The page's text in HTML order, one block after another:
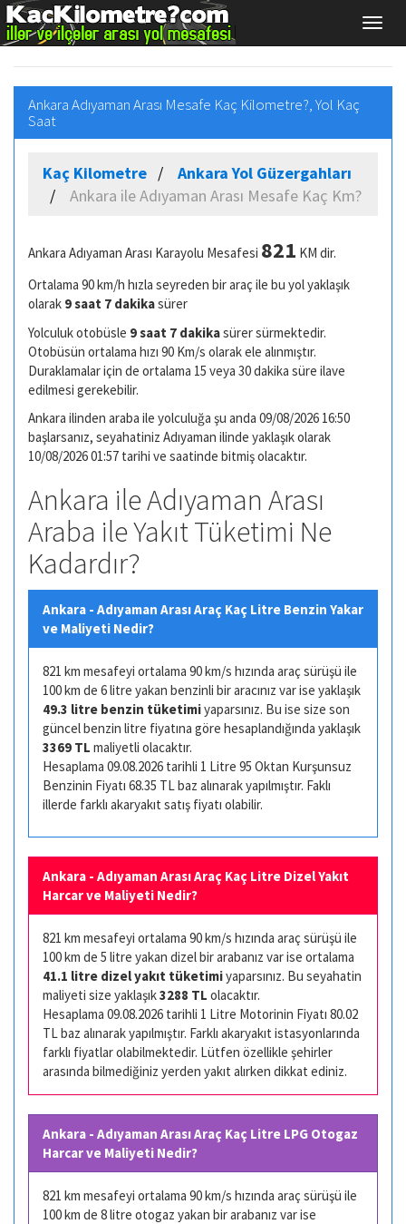
Ankara Adıyaman Arası Mesafe Kaç Kilometre?, Yol Kaç
Saat
Kaç Kilometre
Ankara Yol Güzergahları
Ankara ile Adıyaman Arası Mesafe Kaç Km?
Ankara Adıyaman Arası Karayolu Mesafesi 821 KM dir.
Ortalama 90 km/h hızla seyreden bir araç ile bu yol yaklaşık
olarak 9 saat 7 dakikasürer
Yolculuk otobüsle 9 saat 7 dakikasürer sürmektedir.
Otobüsün ortalama hızı 90 Km/s olarak ele alınmıştır.
Duraklamalar için de ortalama 15 veya 30 dakika süre ilave
edilmesi gerekebilir.
Ankara ilinden araba ile yolculuğa şu anda 09/08/2026 16:50
başlarsanız, seyahatiniz Adıyaman ilinde yaklaşık olarak
10/08/2026 01:57 tarihi ve saatinde bitmiş olacaktır.
Ankara ile Adıyaman Arası
Araba ile Yakıt Tüketimi Ne
Kadardır?
Ankara - Adıyaman Arası Araç Kaç Litre Benzin Yakar
ve Maliyeti Nedir?
821 km mesafeyi ortalama 90 km/s hızında araç sürüşü ile
100 km de 6 litre yakan benzinli bir aracınız var ise yaklaşık
49.3 litre benzin tüketimiyaparsınız. Bu ise size son
güncel benzin litre fiyatına göre hesaplandığında yaklaşık
3369 TL maliyetli olacaktır.
Hesaplama 09.08.2026 tarihli 1 Litre 95 Oktan Kurşunsuz
Benzinin Fiyatı 68.35 TL baz alınarak yapılmıştır. Faklı
illerde farklı akaryakıt satış fiyatı olabilir.
Ankara - Adıyaman Arası Araç Kaç Litre Dizel Yakıt
Harcar ve Maliyeti Nedir?
821 km mesafeyi ortalama 90 km/s hızında araç sürüşü ile
100 km de 5 litre yakan dizel bir arabanız var ise ortalama
41.1 litre dizel yakıt tüketimiyaparsınız. Bu seyahatin
maliyeti size yaklaşık3288 TL olacaktır.
Hesaplama 09.08.2026 tarihli 1 Litre Motorinin Fiyatı 80.02
TL baz alınarak yapılmıştır. Farklı akaryakıt istasyonlarında
farklı fiyatlar olabilmektedir. Lütfen özellikle şehirler
arasında bilmediğiniz yerden yakıt alırken dikkat ediniz.
Ankara - Adıyaman Arası Araç Kaç Litre LPG Otogaz
Harcar ve Maliyeti Nedir?
821 km mesafeyi ortalama 90 km/s hızında araç sürüşü ile
100 km de 8 litre otogaz yakan bir arabanız var ise